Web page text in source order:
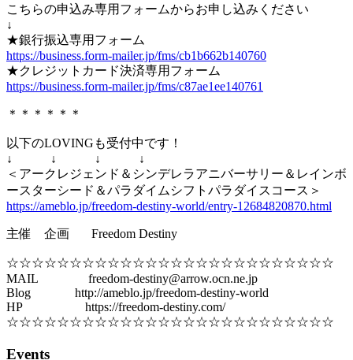
こちらの申込み専用フォームからお申し込みください
↓
★銀行振込専用フォーム
https://business.form-mailer.jp/fms/cb1b662b140760
★クレジットカード決済専用フォーム
https://business.form-mailer.jp/fms/c87ae1ee140761
＊＊＊＊＊＊
以下のLOVINGも受付中です！
↓ ↓ ↓ ↓
＜アークレジェンド＆シンデレラアニバーサリー＆レインボ
ースターシード＆パラダイムシフトパラダイスコース＞
https://ameblo.jp/freedom-destiny-world/entry-12684820870.html
主催 企画 Freedom Destiny
☆☆☆☆☆☆☆☆☆☆☆☆☆☆☆☆☆☆☆☆☆☆☆☆☆☆
MAIL freedom-destiny@arrow.ocn.ne.jp
Blog http://ameblo.jp/freedom-destiny-world
HP https://freedom-destiny.com/
☆☆☆☆☆☆☆☆☆☆☆☆☆☆☆☆☆☆☆☆☆☆☆☆☆☆
Events